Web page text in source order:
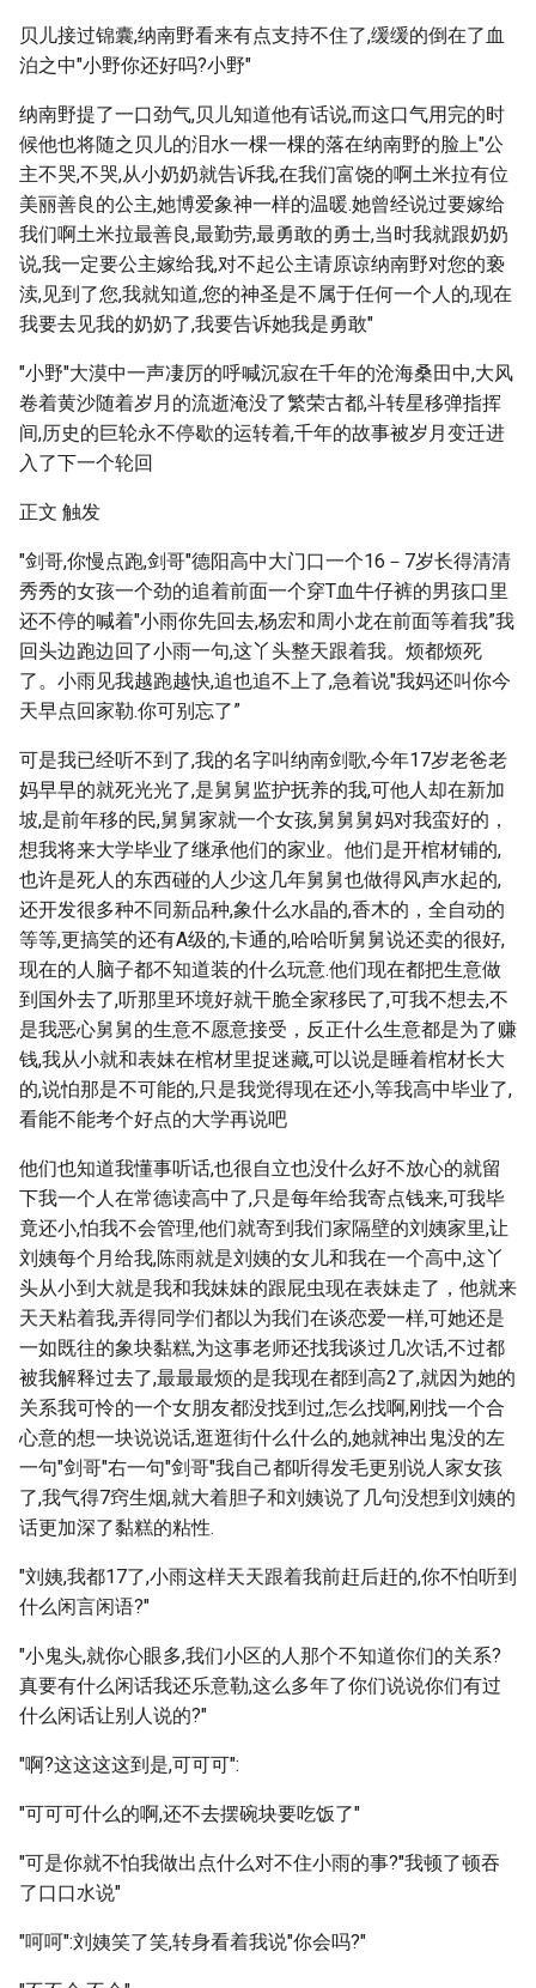
贝儿接过锦囊,纳南野看来有点支持不住了,缓缓的倒在了血
泊之中"小野你还好吗?小野"
纳南野提了一口劲气,贝儿知道他有话说,而这口气用完的时
候他也将随之贝儿的泪水一棵一棵的落在纳南野的脸上"公
主不哭,不哭,从小奶奶就告诉我,在我们富饶的啊土米拉有位
美丽善良的公主,她博爱象神一样的温暖.她曾经说过要嫁给
我们啊土米拉最善良,最勤劳,最勇敢的勇士,当时我就跟奶奶
说,我一定要公主嫁给我,对不起公主请原谅纳南野对您的亵
渎,见到了您,我就知道,您的神圣是不属于任何一个人的,现在
我要去见我的奶奶了,我要告诉她我是勇敢"
"小野"大漠中一声凄厉的呼喊沉寂在千年的沧海桑田中,大风
卷着黄沙随着岁月的流逝淹没了繁荣古都,斗转星移弹指挥
间,历史的巨轮永不停歇的运转着,千年的故事被岁月变迁进
入了下一个轮回
正文 触发
"剑哥,你慢点跑,剑哥"德阳高中大门口一个16－7岁长得清清
秀秀的女孩一个劲的追着前面一个穿T血牛仔裤的男孩口里
还不停的喊着"小雨你先回去,杨宏和周小龙在前面等着我”我
回头边跑边回了小雨一句,这丫头整天跟着我。烦都烦死
了。小雨见我越跑越快,追也追不上了,急着说"我妈还叫你今
天早点回家勒.你可别忘了”
可是我已经听不到了,我的名字叫纳南剑歌,今年17岁老爸老
妈早早的就死光光了,是舅舅监护抚养的我,可他人却在新加
坡,是前年移的民,舅舅家就一个女孩,舅舅舅妈对我蛮好的，
想我将来大学毕业了继承他们的家业。他们是开棺材铺的,
也许是死人的东西碰的人少这几年舅舅也做得风声水起的,
还开发很多种不同新品种,象什么水晶的,香木的，全自动的
等等,更搞笑的还有A级的,卡通的,哈哈听舅舅说还卖的很好,
现在的人脑子都不知道装的什么玩意.他们现在都把生意做
到国外去了,听那里环境好就干脆全家移民了,可我不想去,不
是我恶心舅舅的生意不愿意接受，反正什么生意都是为了赚
钱,我从小就和表妹在棺材里捉迷藏,可以说是睡着棺材长大
的,说怕那是不可能的,只是我觉得现在还小,等我高中毕业了,
看能不能考个好点的大学再说吧
他们也知道我懂事听话,也很自立也没什么好不放心的就留
下我一个人在常德读高中了,只是每年给我寄点钱来,可我毕
竟还小,怕我不会管理,他们就寄到我们家隔壁的刘姨家里,让
刘姨每个月给我,陈雨就是刘姨的女儿和我在一个高中,这丫
头从小到大就是我和我妹妹的跟屁虫现在表妹走了，他就来
天天粘着我,弄得同学们都以为我们在谈恋爱一样,可她还是
一如既往的象块黏糕,为这事老师还找我谈过几次话,不过都
被我解释过去了,最最最烦的是我现在都到高2了,就因为她的
关系我可怜的一个女朋友都没找到过,怎么找啊,刚找一个合
心意的想一块说说话,逛逛街什么什么的,她就神出鬼没的左
一句"剑哥"右一句"剑哥"我自己都听得发毛更别说人家女孩
了,我气得7窍生烟,就大着胆子和刘姨说了几句没想到刘姨的
话更加深了黏糕的粘性.
"刘姨,我都17了,小雨这样天天跟着我前赶后赶的,你不怕听到
什么闲言闲语?"
"小鬼头,就你心眼多,我们小区的人那个不知道你们的关系?
真要有什么闲话我还乐意勒,这么多年了你们说说你们有过
什么闲话让别人说的?"
"啊?这这这这到是,可可可":
"可可可什么的啊,还不去摆碗块要吃饭了"
"可是你就不怕我做出点什么对不住小雨的事?"我顿了顿吞
了口口水说"
"呵呵":刘姨笑了笑,转身看着我说"你会吗?"